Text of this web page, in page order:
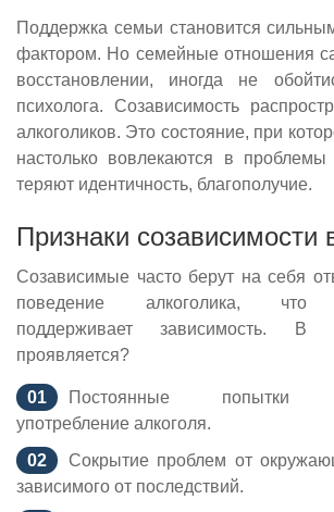
Поддержка семьи становится
фактором. Но семейные отношения
восстановлении, иногда не
психолога. Созависимость
алкоголиков. Это состояние, при
настолько вовлекаются в проблемы
теряют идентичность, благополучие.
Признаки созависимости
Созависимые часто берут на себя
поведение алкоголика, что
поддерживает зависимость.
проявляется?
Постоянные попытки
употребление алкоголя.
Сокрытие проблем от
зависимого от последствий.